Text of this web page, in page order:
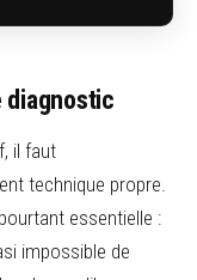
diagnostic
il faut
technique propre.
essentielle :
impossible de